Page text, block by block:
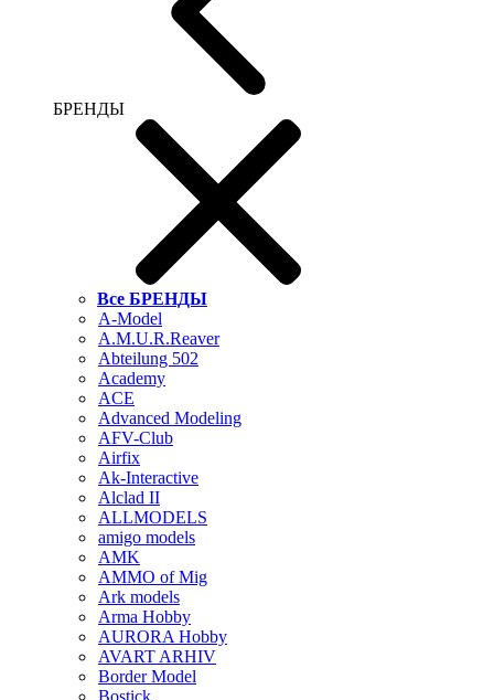
БРЕНДЫ
Все БРЕНДЫ
A-Model
A.M.U.R.Reaver
Abteilung 502
Academy
ACE
Advanced Modeling
AFV-Club
Airfix
Ak-Interactive
Alclad II
ALLMODELS
amigo models
AMK
AMMO of Mig
Ark models
Arma Hobby
AURORA Hobby
AVART ARHIV
Border Model
Bostick